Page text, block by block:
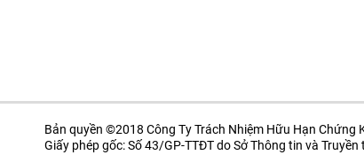
Bản quyền ©2018 Công Ty Trách Nhiệm Hữu Hạn Chứng
Giấy phép gốc: Số 43/GP-TTĐT do Sở Thông tin và